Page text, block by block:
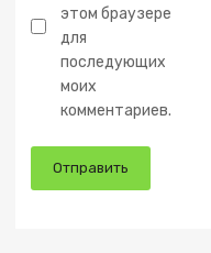
этом браузере
для
последующих
моих
комментариев.